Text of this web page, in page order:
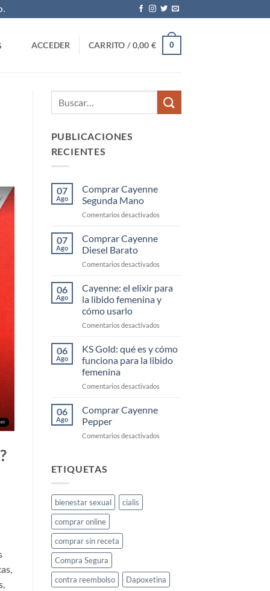
ACCEDER CARRITO /0,00€ 0
PUBLICACIONES
RECIENTES
07
Ago
Comprar Cayenne
Segunda Mano
Comentarios desactivadosen
07
Ago
Comprar Cayenne
Diesel Barato
Comentarios desactivadosen
Diesel
Barato
06
Ago
Cayenne: el elixir para
la libido femenina y
cómo usarlo
Comentarios desactivadosen
el
elixir
para
libido
06
Ago
KS Gold: qué es y cómo
funciona para la libido
femenina
Comentarios desactivadosen
y
06
Ago
Comprar Cayenne
Pepper
Comentarios desactivadosen
ETIQUETAS
bienestar sexual
cialis
comprar online
comprar sin receta
Compra Segura
contra reembolso
Dapoxetina